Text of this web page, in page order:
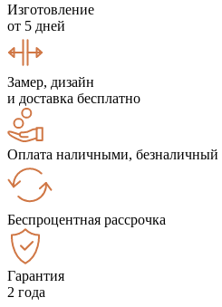
Изготовление
от 5 дней
Замер, дизайн
и доставка бесплатно
Оплата наличными, безналичный
Беспроцентная рассрочка
Гарантия
2 года